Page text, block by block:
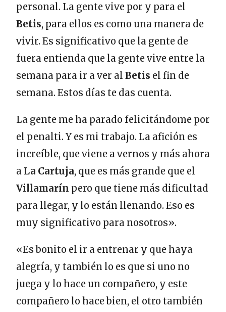
personal. La gente vive por y para el
Betis, para ellos es como una manera de
vivir. Es significativo que la gente de
fuera entienda que la gente vive entre la
semana para ir a ver al Betis el fin de
semana. Estos días te das cuenta.
La gente me ha parado felicitándome por
el penalti. Y es mi trabajo. La afición es
increíble, que viene a vernos y más ahora
a La Cartuja, que es más grande que el
Villamarín pero que tiene más dificultad
para llegar, y lo están llenando. Eso es
muy significativo para nosotros».
«Es bonito el ir a entrenar y que haya
alegría, y también lo es que si uno no
juega y lo hace un compañero, y este
compañero lo hace bien, el otro también